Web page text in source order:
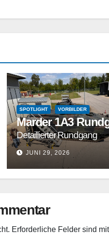
SPOTLIGHT VORBILDER
Marder 1A3
Detaillierter Rundgang
JUNI 29, 2026
Erforderliche Felder sind mit